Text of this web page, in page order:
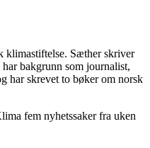
klimastiftelse. Sæther skriver
bakgrunn som journalist,
har skrevet to bøker om norsk
fem nyhetssaker fra uken